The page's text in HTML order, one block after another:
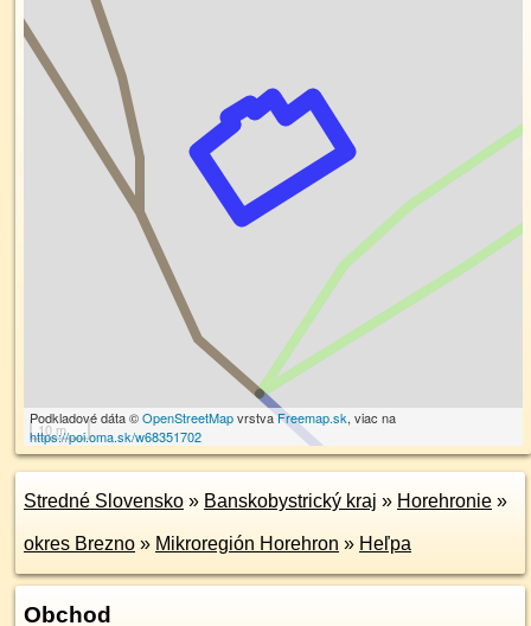
10 m
Podkladové dáta ©OpenStreetMapvrstvaFreemap.sk, viac na
https://poi.oma.sk/w68351702
Stredné Slovensko » Banskobystrický kraj » Horehronie »
okres Brezno » Mikroregión Horehron » Heľpa
Obchod